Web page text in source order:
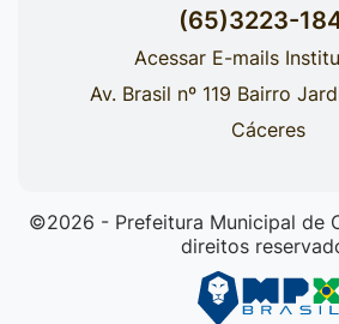
(65)3223-
Acessar E-mails
Av. Brasil nº 119 Bairro
Cáceres
©2026 - Prefeitura Municipal de
direitos